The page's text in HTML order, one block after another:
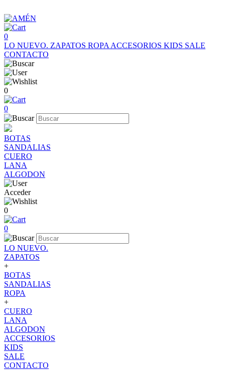
0
LO NUEVO. ZAPATOS ROPA ACCESORIOS KIDS SALE
CONTACTO
0
0
BOTAS
SANDALIAS
CUERO
LANA
ALGODON
Acceder
0
0
LO NUEVO.
ZAPATOS
+
BOTAS
SANDALIAS
ROPA
+
CUERO
LANA
ALGODON
ACCESORIOS
KIDS
SALE
CONTACTO